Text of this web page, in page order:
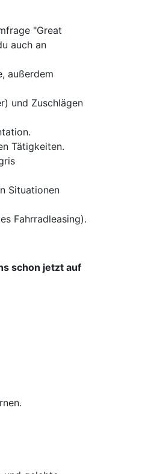
"Great
auch an
außerdem
und Zuschlägen
Tätigkeiten.
Situationen
Fahrradleasing).
schon jetzt auf